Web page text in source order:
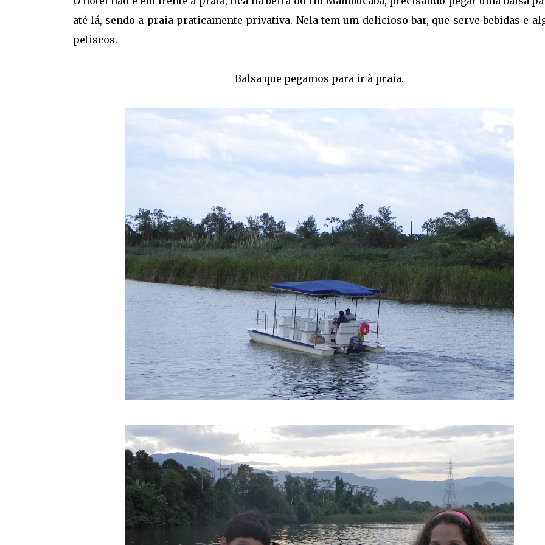
até lá, sendo a praia praticamente privativa. Nela tem um delicioso bar, que serve bebidas e
petiscos.
Balsa que pegamos para ir à praia.